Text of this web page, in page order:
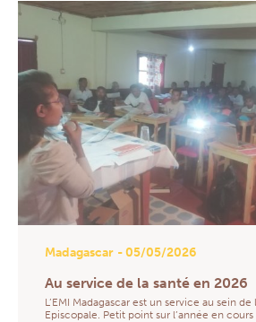
Madagascar - 05/05/2026
Au service de la santé en 2026
L’EMI Madagascar est un service au sein
Episcopale. Petit point sur l’année en